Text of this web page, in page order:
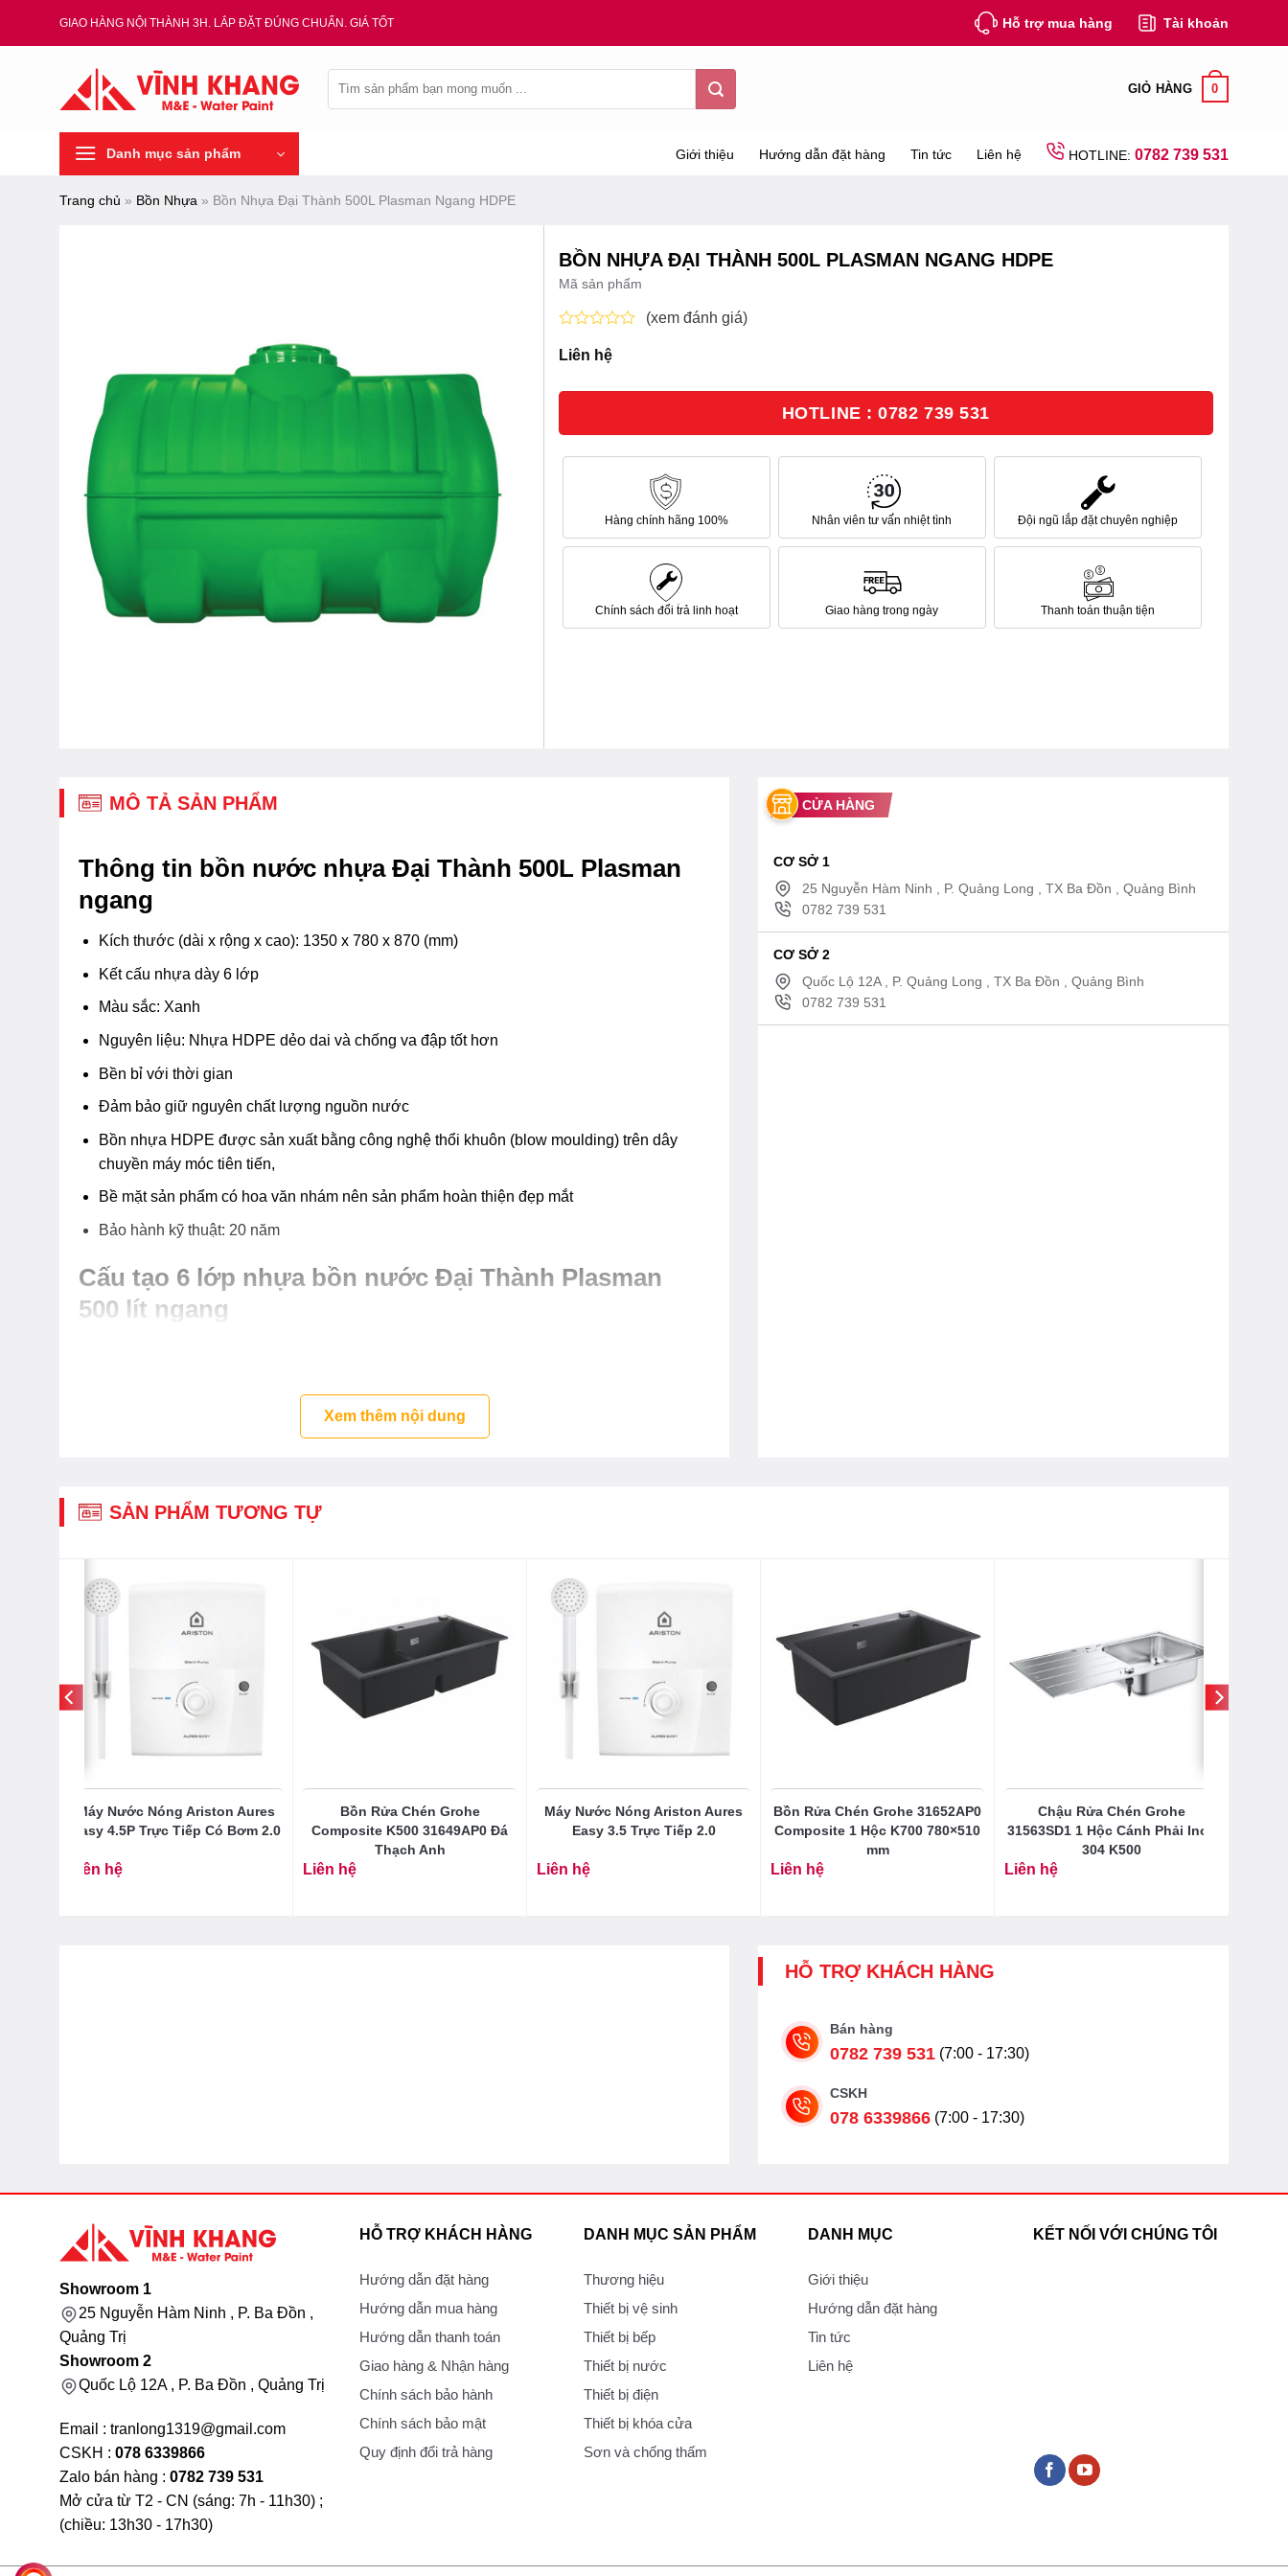
GIAO HÀNG NỘI THÀNH 3H. LẮP ĐẶT ĐÚNG CHUẨN. GIÁ TỐT Hỗ trợ mua hàng Tài khoản
kiếm:
GIỎ HÀNG 0
Danh mục sản phẩm Giới thiệu Hướng dẫn đặt hàng Tin tức Liên hệ HOTLINE: 0782 739 531
Trang chủ » Bồn Nhựa » Bồn Nhựa Đại Thành 500L Plasman Ngang HDPE
BỒN NHỰA ĐẠI THÀNH 500L PLASMAN NGANG HDPE
Mã sản phẩm
xếp
(xem đánh giá)
Liên hệ
HOTLINE : 0782 739 531
Hàng chính hãng 100% Nhân viên tư vấn nhiệt tình Đội ngũ lắp đặt chuyên nghiệp
Chính sách đổi trả linh hoạt Giao hàng trong ngày Thanh toán thuận tiện
MÔ TẢ SẢN PHẨM
Thông tin bồn nước nhựa Đại Thành 500L Plasman
ngang
Kích thước (dài x rộng x cao): 1350 x 780 x 870 (mm)
Kết cấu nhựa dày 6 lớp
Màu sắc: Xanh
Nguyên liệu: Nhựa HDPE dẻo dai và chống va đập tốt hơn
Bền bỉ với thời gian
Đảm bảo giữ nguyên chất lượng nguồn nước
Bồn nhựa HDPE được sản xuất bằng công nghệ thổi khuôn (blow moulding) trên dây
chuyền máy móc tiên tiến,
Bề mặt sản phẩm có hoa văn nhám nên sản phẩm hoàn thiện đẹp mắt
Bảo hành kỹ thuật: 20 năm
Cấu tạo 6 lớp nhựa bồn nước Đại Thành Plasman
500 lít ngang
Lớp hạn chế hấp thụ nhiệt có khả năng hạn chế tối đa lượng nhiệt từ ánh sáng mặt trời,
giữ cho nước luôn ở nhiệt độ ổn định.
Lớp kháng khuẩn giúp hạn chế lượng vi khuẩn có hại xâm nhập vào bồn. Luôn giữ nguồn
Lớp hạn chế tia cực tím kép: Làm tăng khả năng hạn chế hơn những tia cực tím tác động
đến nguồn nước khi sử dụng.
Lớp tráng bạc được phủ một lớp ion bạc, khử trùng và diệt khuẩn lên đến 99,99%.
Ngoài ra, siêu bồn HDPE còn đảm bảo độ dẻo dai, bền chắc.
Xem thêm nội dung
CỬA HÀNG
CƠ SỞ 1
25 Nguyễn Hàm Ninh , P. Quảng Long , TX Ba Đồn , Quảng Bình
0782 739 531
CƠ SỞ 2
Quốc Lộ 12A , P. Quảng Long , TX Ba Đồn , Quảng Bình
0782 739 531
SẢN PHẨM TƯƠNG TỰ
Máy Nước Nóng Ariston Aures
Easy 4.5P Trực Tiếp Có Bơm 2.0
Liên hệ
Bồn Rửa Chén Grohe
Composite K500 31649AP0 Đá
Thạch Anh
Liên hệ
Máy Nước Nóng Ariston Aures
Easy 3.5 Trực Tiếp 2.0
Liên hệ
Bồn Rửa Chén Grohe 31652AP0
Composite 1 Hộc K700 780×510
mm
Liên hệ
Chậu Rửa Chén Grohe
31563SD1 1 Hộc Cánh Phải Inox
304 K500
Liên hệ
HỖ TRỢ KHÁCH HÀNG
Bán hàng
0782 739 531 (7:00 - 17:30)
CSKH
078 6339866 (7:00 - 17:30)
Showroom 1
25 Nguyễn Hàm Ninh , P. Ba Đồn ,
Quảng Trị
Showroom 2
Quốc Lộ 12A , P. Ba Đồn , Quảng Trị
Email : tranlong1319@gmail.com
CSKH : 078 6339866
Zalo bán hàng : 0782 739 531
Mở cửa từ T2 - CN (sáng: 7h - 11h30) ;
(chiều: 13h30 - 17h30)
HỖ TRỢ KHÁCH HÀNG
Hướng dẫn đặt hàng
Hướng dẫn mua hàng
Hướng dẫn thanh toán
Giao hàng & Nhận hàng
Chính sách bảo hành
Chính sách bảo mật
Quy định đổi trả hàng
DANH MỤC SẢN PHẨM
Thương hiệu
Thiết bị vệ sinh
Thiết bị bếp
Thiết bị nước
Thiết bị điện
Thiết bị khóa cửa
Sơn và chống thấm
DANH MỤC
Giới thiệu
Hướng dẫn đặt hàng
Tin tức
Liên hệ
KẾT NỐI VỚI CHÚNG TÔI